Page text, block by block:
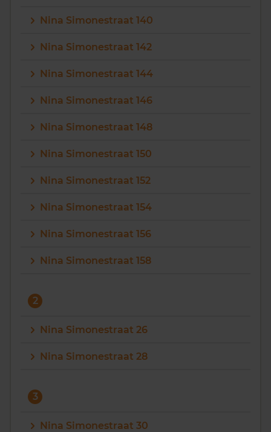
Nina Simonestraat 140
Nina Simonestraat 142
Nina Simonestraat 144
Nina Simonestraat 146
Nina Simonestraat 148
Nina Simonestraat 150
Nina Simonestraat 152
Nina Simonestraat 154
Nina Simonestraat 156
Nina Simonestraat 158
2
Nina Simonestraat 26
Nina Simonestraat 28
3
Nina Simonestraat 30